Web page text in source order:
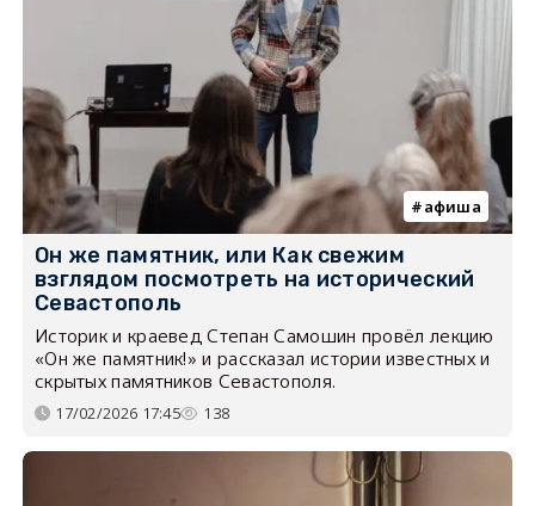
афиша
Он же памятник, или Как свежим
взглядом посмотреть на исторический
Севастополь
Историк и краевед Степан Самошин провёл лекцию
«Он же памятник!» и рассказал истории известных и
скрытых памятников Севастополя.
17/02/2026 17:45 138